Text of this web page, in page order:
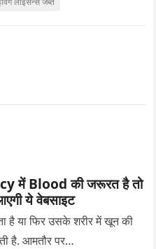
में Blood की जरूरत है तो
ये वेबसाइट
है या फिर उसके शरीर में खून की
है. आमतौर पर…